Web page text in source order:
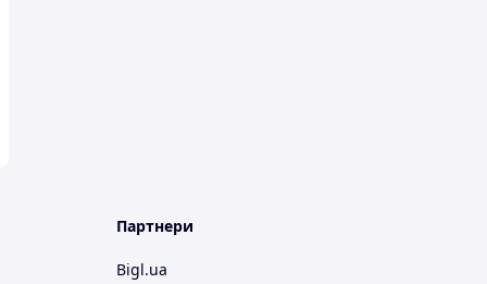
Партнери
Bigl.ua